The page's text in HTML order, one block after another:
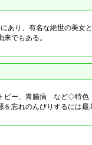
あり、有名な絶世の美女
でもある。
ピー、胃腸病 など◇特色
を忘れのんびりするには最